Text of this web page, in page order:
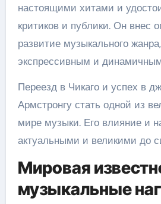
настоящими хитами и
критиков и публики. Он внес
развитие музыкального
экспрессивным и
Переезд в Чикаго и успех в
Армстронгу стать одной из
мире музыки. Его влияние и
актуальными и великими до
Мировая
музыкальные